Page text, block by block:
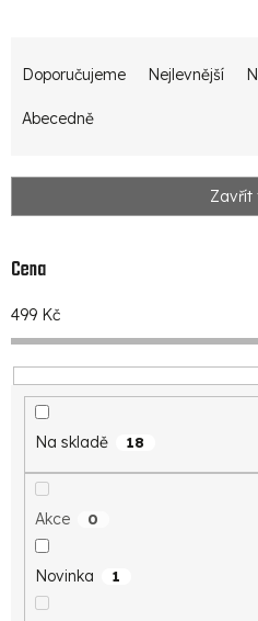
p
r
o
d
Doporučujeme Nejlevnější
Abecedně
Zavřít
Cena
499 Kč
Na skladě 18
Akce 0
Novinka 1